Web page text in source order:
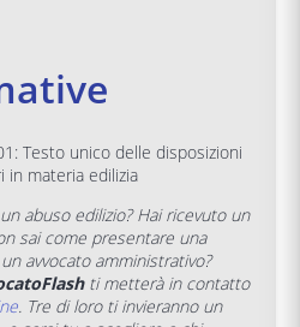
Testo unico delle disposizioni
in materia edilizia
abuso edilizio? Hai ricevuto un
sai come presentare una
avvocato amministrativo?
ti metterà in contatto
. Tre di loro ti invieranno un